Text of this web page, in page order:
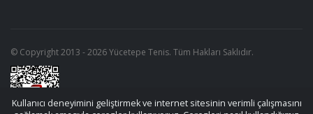
© Copyright 2013 - 2026 Yücetepe Tenis. Tüm Hakları Saklıdır.
Kullanıcı deneyimini geliştirmek ve internet sitesinin verimli çalışmasını